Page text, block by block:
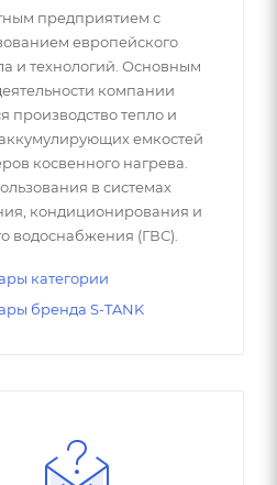
предприятием с
европейского
и технологий. Основным
компании
производство тепло и
емкостей
косвенного нагрева.
в системах
кондиционирования и
водоснабжения (ГВС).
категории
бренда S-TANK